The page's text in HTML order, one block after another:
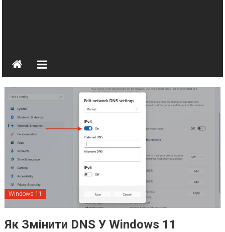
Windows 11
Як Змінити DNS У Windows 11